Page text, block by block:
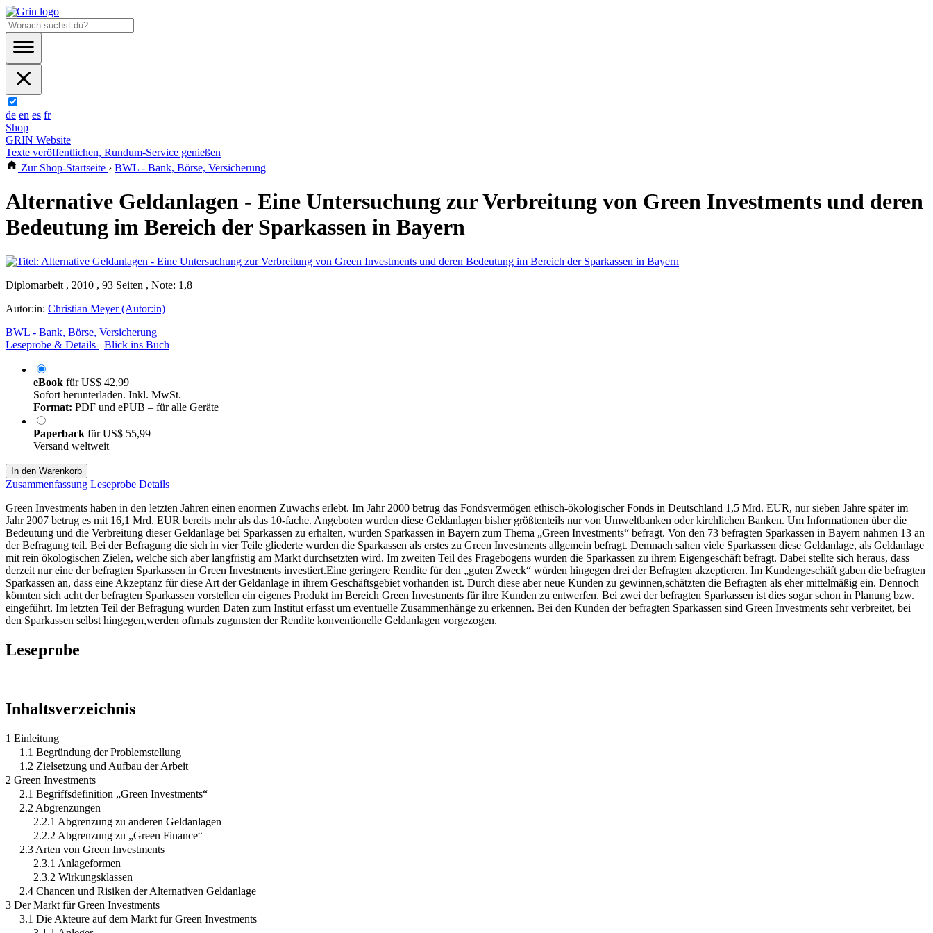
de en es fr
Shop
GRIN Website
Texte veröffentlichen, Rundum-Service genießen
Zur Shop-Startseite › BWL - Bank, Börse, Versicherung
Alternative Geldanlagen - Eine Untersuchung zur Verbreitung von Green Investments und deren
Bedeutung im Bereich der Sparkassen in Bayern
Diplomarbeit , 2010 , 93 Seiten , Note: 1,8
Autor:in: Christian Meyer (Autor:in)
BWL - Bank, Börse, Versicherung
Leseprobe & Details
Blick ins Buch
eBook fürUS$ 42,99
Sofort herunterladen. Inkl. MwSt.
Format: PDF und ePUB – für alle Geräte
Paperback fürUS$ 55,99
Versand weltweit
In den Warenkorb
Zusammenfassung Leseprobe Details
Green Investments haben in den letzten Jahren einen enormen Zuwachs erlebt. Im Jahr 2000 betrug das Fondsvermögen ethisch-ökologischer Fonds in Deutschland 1,5 Mrd. EUR, nur sieben Jahre später im
Jahr 2007 betrug es mit 16,1 Mrd. EUR bereits mehr als das 10-fache. Angeboten wurden diese Geldanlagen bisher größtenteils nur von Umweltbanken oder kirchlichen Banken. Um Informationen über die
Bedeutung und die Verbreitung dieser Geldanlage bei Sparkassen zu erhalten, wurden Sparkassen in Bayern zum Thema „Green Investments“ befragt. Von den 73 befragten Sparkassen in Bayern nahmen 13 an
der Befragung teil. Bei der Befragung die sich in vier Teile gliederte wurden die Sparkassen als erstes zu Green Investments allgemein befragt. Demnach sahen viele Sparkassen diese Geldanlage, als Geldanlage
mit rein ökologischen Zielen, welche sich aber langfristig am Markt durchsetzten wird. Im zweiten Teil des Fragebogens wurden die Sparkassen zu ihrem Eigengeschäft befragt. Dabei stellte sich heraus, dass
derzeit nur eine der befragten Sparkassen in Green Investments investiert.Eine geringere Rendite für den „guten Zweck“ würden hingegen drei der Befragten akzeptieren. Im Kundengeschäft gaben die befragten
Sparkassen an, dass eine Akzeptanz für diese Art der Geldanlage in ihrem Geschäftsgebiet vorhanden ist. Durch diese aber neue Kunden zu gewinnen,schätzten die Befragten als eher mittelmäßig ein. Dennoch
könnten sich acht der befragten Sparkassen vorstellen ein eigenes Produkt im Bereich Green Investments für ihre Kunden zu entwerfen. Bei zwei der befragten Sparkassen ist dies sogar schon in Planung bzw.
eingeführt. Im letzten Teil der Befragung wurden Daten zum Institut erfasst um eventuelle Zusammenhänge zu erkennen. Bei den Kunden der befragten Sparkassen sind Green Investments sehr verbreitet, bei
den Sparkassen selbst hingegen,werden oftmals zugunsten der Rendite konventionelle Geldanlagen vorgezogen.
Leseprobe
Inhaltsverzeichnis
1 Einleitung
1.1 Begründung der Problemstellung
1.2 Zielsetzung und Aufbau der Arbeit
2 Green Investments
2.1 Begriffsdefinition „Green Investments“
2.2 Abgrenzungen
2.2.1 Abgrenzung zu anderen Geldanlagen
2.2.2 Abgrenzung zu „Green Finance“
2.3 Arten von Green Investments
2.3.1 Anlageformen
2.3.2 Wirkungsklassen
2.4 Chancen und Risiken der Alternativen Geldanlage
3 Der Markt für Green Investments
3.1 Die Akteure auf dem Markt für Green Investments